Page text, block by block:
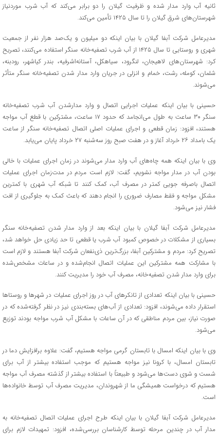
ثانیه آب وارد مدار شده و ظرفیت گیلان را دو برابر می‌کند که آب شرب موردنیاز
شهرستان‌های شرق گیلان را تا سال ۱۴۲۵ تأمین می‌کند.
مدیرعامل شرکت آبفا گیلان با بیان اینکه دو میلیون و یک‌صد هزار نفر از جمعیت
شهری و روستایی تا سال ۱۴۲۵ از آب شرب تصفیه‌خانه سنگر استفاده می‌کنند، تصریح
کرد: شهرستان‌های لاهیجان، لنگرود، سیاهکل، آستانه‌اشرفیه، بندر کیاشهر، رودبنه،
شلمان، کومله، رشت، خمام و انزلی در جریان وارد مدار شدن تصفیه‌خانه سنگر متأثر
می‌شوند.
حسینی با بیان اینکه عملیات اجرایی اتصال و وارد مدارشدن آب شرب تصفیه‌خانه
سنگر ۳۰ ساعت به طول می‌انجامد که حدود ۱۷ ساعت، مشترکین با قطع آب مواجه
هستند، افزود: زمان قطعی و اجرای عملیات اصلی اتصال تصفیه‌خانه سنگر از ساعت
یک بامداد ۲۶ خرداد آغاز و در هفت صبح روز سه‌شنبه ۲۷ خرداد پایان می‌یابد.
وی با بیان اینکه همه چاه‌های آب وارد مدار می‌شوند در زمان اجرای عملیات با خالی
بودن آب در مدار مواجه نشویم، گفت: لازم است مردم در مدت‌زمان اجرای عملیات
اتصال باصرفه جویی کمتر در مصرف آب، کمک کنند تا شبکه آب شهری با کمترین
مشکل مواجه و فقط مصارف ضروری را انجام دهند که باعث کمک به جلوگیری از افت
فشار نیز می‌شود.
مدیرعامل شرکت آبفا گیلان با بیان اینکه بعد از وارد مدار شدن تصفیه‌خانه سنگر
بسیاری از مشکلات در خصوص کمبود آب شرب یا قطعی تا حد زیادی حل خواهد شد،
تصریح کرد: مردم و مشترکین آبفا، بزرگ‌ترین ذی‌نفعان شرکت آبفا هستند و لازم است
با مشارکت همه مشترکین این عملیات اتصال انجام‌شده و در ساعات مشخص‌شده
برای وارد مدار شدن تصفیه‌خانه، مصرف آب خود را مدیریت کنند.
حسینی با بیان اینکه تعدادی از تانکرهای آب در روز اجرای عملیات در شهرها و روستاها
استقرار داده می‌شوند، افزود: تعدادی از آب‌های بسته‌بندی نیز در نظر گرفته‌شده که در
صورت نیاز، بین مردم مناطقی که در آن ساعات با مشکل آب شرب مواجه بودند توزیع
می‌شود.
وی با بیان اینکه امسال با تابستان گرمی مواجه هستیم، گفت: علاوه برافزایش دما در
تابستان امسال، با کرونا نیز مواجه هستیم که موجب استفاده بیشتر از آب برای
شست و شوی دست‌ها می‌شود و طبیعتاً با استفاده بیشتر از گذشته مصرف آب مواجه
هستیم که درخواست همیشگی ما از شهروندان، مدیریت مصرف آب توسط خانواده‌ها
است.
مدیرعامل شرکت آبفا گیلان با بیان اینکه طرح اجرای عملیات اتصال تصفیه‌خانه به
مدار آب در چندین مرحله توسط کارشناسان بررسی‌شده، افزود: تمهیدات لازم برای